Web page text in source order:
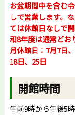
お盆期間中を含む
しで営業します。
ては休館日なしで
和8年度は通常どお
月休館日：7月7日
18日、25日
開館時間
午前9時から午後5